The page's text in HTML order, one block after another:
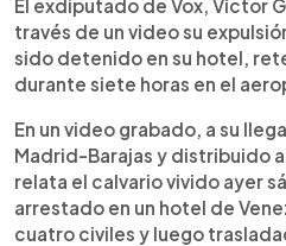
El exdiputado de Vox, Víctor
través de un video su
sido detenido en su hotel,
durante siete horas en el
En un video grabado, a su
Madrid-Barajas y distribuido
relata el calvario vivido ayer
arrestado en un hotel de
cuatro civiles y luego